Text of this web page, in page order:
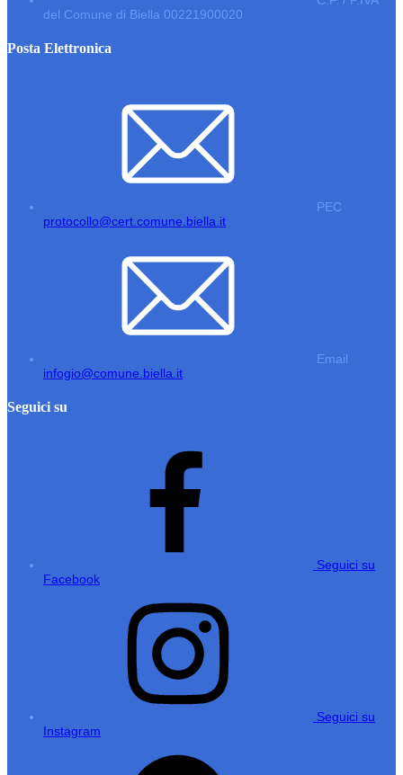
del Comune di Biella 00221900020
Posta Elettronica
PEC
protocollo@cert.comune.biella.it
Email
infogio@comune.biella.it
Seguici su
Seguici su
Facebook
Seguici su
Instagram